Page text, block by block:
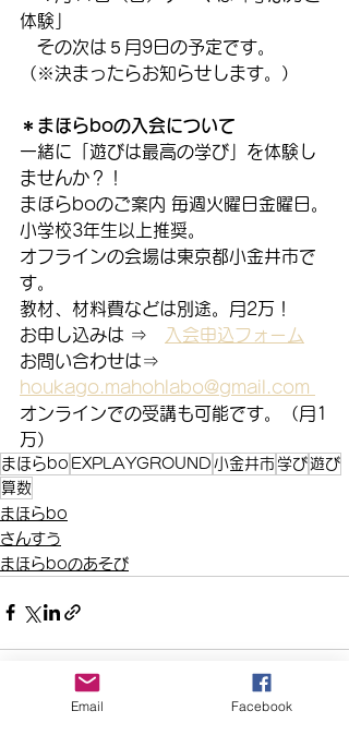
体験」
その次は５月9日の予定です。
（※決まったらお知らせします。）
＊まほらboの入会について
一緒に「遊びは最高の学び」を体験し
ませんか？！
まほらboのご案内 毎週火曜日金曜日。
小学校3年生以上推奨。
オフラインの会場は東京都小金井市で
す。
教材、材料費などは別途。月2万！
お申し込みは ⇒
入会申込フォーム
お問い合わせは⇒
houkago.mahohlabo@gmail.com
オンラインでの受講も可能です。（月1
万）
まほらbo EXPLAYGROUND 小金井市 学び 遊び
算数
まほらbo
さんすう
まほらboのあそび
Email Facebook